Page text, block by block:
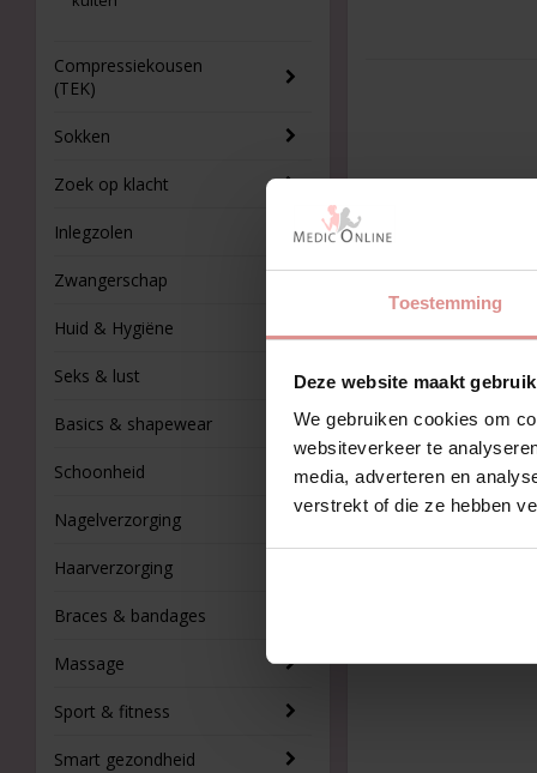
Toestemming
Deze website maakt
We gebruiken cookies om
websiteverkeer te
media, adverteren en
verstrekt of die ze hebben
Compressiekousen
(TEK)
Sokken
Zoek op klacht
Inlegzolen
Zwangerschap
Huid & Hygiëne
Seks & lust
Basics & shapewear
Schoonheid
Nagelverzorging
Haarverzorging
Braces & bandages
Massage
Sport & fitness
Smart gezondheid